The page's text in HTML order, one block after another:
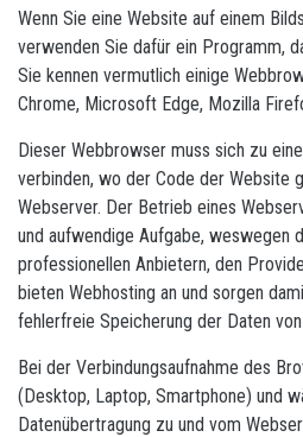
Wenn Sie eine Website auf einem
verwenden Sie dafür ein Programm,
Sie kennen vermutlich einige
Chrome, Microsoft Edge, Mozilla
Dieser Webbrowser muss sich zu
verbinden, wo der Code der Website
Webserver. Der Betrieb eines
und aufwendige Aufgabe, weswegen
professionellen Anbietern, den
bieten Webhosting an und sorgen
fehlerfreie Speicherung der Daten
Bei der Verbindungsaufnahme des
(Desktop, Laptop, Smartphone) und
Datenübertragung zu und vom